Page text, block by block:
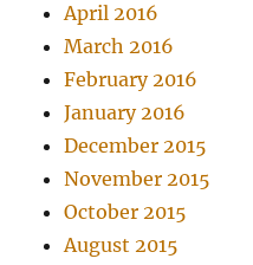
April 2016
March 2016
February 2016
January 2016
December 2015
November 2015
October 2015
August 2015